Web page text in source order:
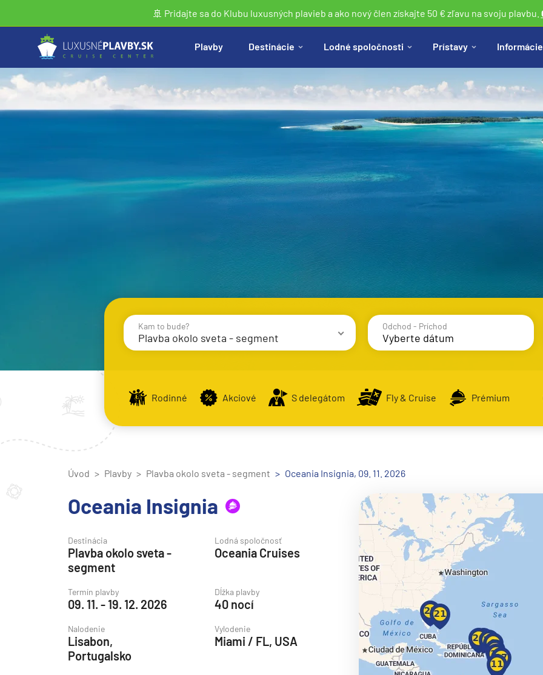
🚢 Pridajte sa do Klubu luxusných plavieb a ako nový člen získajte 50 € zľavu na svoju plavbu.
Plavby Destinácie Lodné spoločnosti Prístavy Informácie
Kam to bude?
Plavba okolo sveta - segment
Stredomorie a Portugalsko
Západné Stredomorie
Severná Európa
Grónsko
Nórske fjordy
Odchod - Príchod
Rodinné Akciové S delegátom Fly & Cruise Prémium
Úvod Plavby Plavba okolo sveta - segment Oceania Insignia, 09. 11. 2026
Oceania Insignia
Destinácia
Plavba okolo sveta -
segment
Lodná spoločnosť
Oceania Cruises
Termín plavby
09. 11. - 19. 12. 2026
Dĺžka plavby
40 nocí
Nalodenie
Lisabon,
Portugalsko
Vylodenie
Miami / FL, USA